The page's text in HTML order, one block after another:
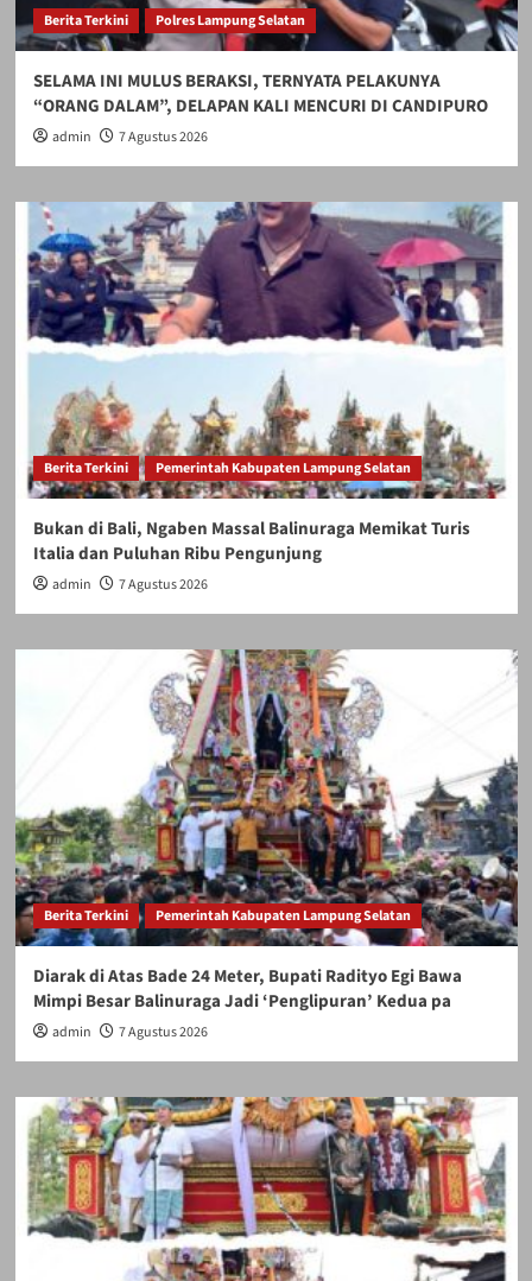
Berita Terkini Polres Lampung Selatan
SELAMA INI MULUS BERAKSI, TERNYATA PELAKUNYA
“ORANG DALAM”, DELAPAN KALI MENCURI DI CANDIPURO
admin 7 Agustus 2026
Berita Terkini Pemerintah Kabupaten Lampung Selatan
Bukan di Bali, Ngaben Massal Balinuraga Memikat Turis
Italia dan Puluhan Ribu Pengunjung
admin 7 Agustus 2026
Berita Terkini Pemerintah Kabupaten Lampung Selatan
Diarak di Atas Bade 24 Meter, Bupati Radityo Egi Bawa
Mimpi Besar Balinuraga Jadi ‘Penglipuran’ Kedua pa
admin 7 Agustus 2026